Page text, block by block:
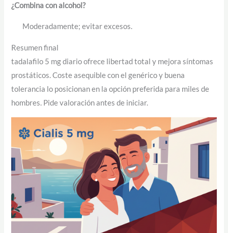
¿Combina con alcohol?
Moderadamente; evitar excesos.
Resumen final
tadalafilo 5 mg diario ofrece libertad total y mejora síntomas
prostáticos. Coste asequible con el genérico y buena
tolerancia lo posicionan en la opción preferida para miles de
hombres. Pide valoración antes de iniciar.